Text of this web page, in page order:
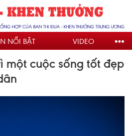
NỔI BẬT VIDEO
một cuộc sống tốt đẹp